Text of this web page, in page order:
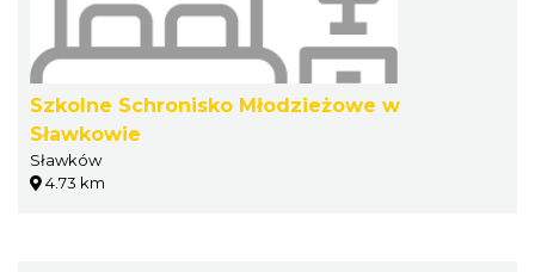
Szkolne Schronisko Młodzieżowe w
Sławkowie
Sławków
4.73 km